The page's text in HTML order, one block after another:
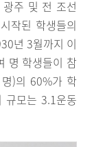
주 및 전 조선
작된 학생들의
년 3월까지 이
명 학생들이 참
)의 60%가 학
규모는 3.1운동